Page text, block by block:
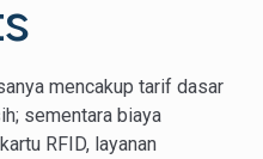
mencakup tarif dasar
sementara biaya
RFID, layanan